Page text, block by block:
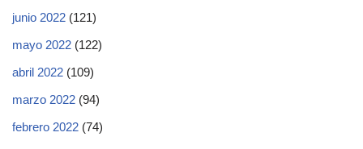
junio 2022 (121)
mayo 2022 (122)
abril 2022 (109)
marzo 2022 (94)
febrero 2022 (74)